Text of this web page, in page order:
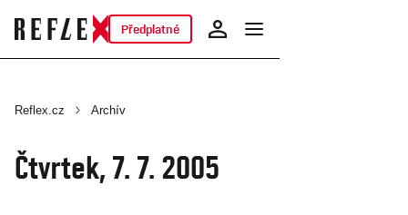
Předplatné
Reflex.cz Archív
Čtvrtek, 7. 7. 2005